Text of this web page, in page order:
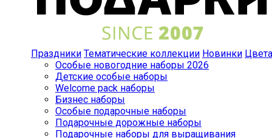
Праздники Тематические коллекции Новинки Цвета
Особые новогодние наборы 2026
Детские особые наборы
Welcome pack наборы
Бизнес наборы
Особые подарочные наборы
Подарочные дорожные наборы
Подарочные наборы для выращивания